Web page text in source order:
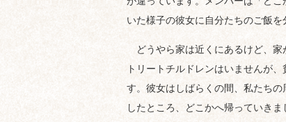
いた様子の彼女に自分たちのご飯を
どうやら家は近くにあるけど、家
トリートチルドレンはいませんが
す。彼女はしばらくの間、私たち
したところ、どこかへ帰っていきま